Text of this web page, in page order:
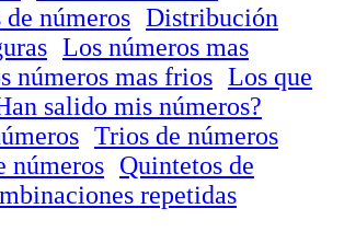
números Distribución
Los números mas
números mas frios Los que
salido mis números?
Trios de números
números Quintetos de
repetidas